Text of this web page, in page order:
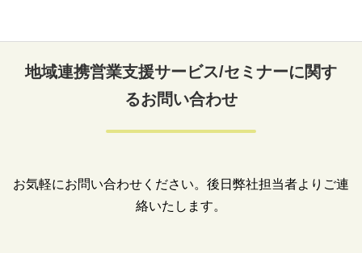
地域連携営業支援サービス/セミナーに関す
るお問い合わせ
お気軽にお問い合わせください。後日弊社担当者よりご連
絡いたします。